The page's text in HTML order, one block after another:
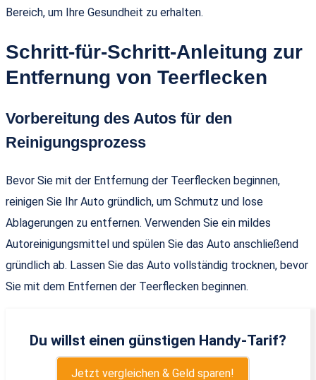
Bereich, um Ihre Gesundheit zu erhalten.
Schritt-für-Schritt-Anleitung zur
Entfernung von Teerflecken
Vorbereitung des Autos für den
Reinigungsprozess
Bevor Sie mit der Entfernung der Teerflecken beginnen,
reinigen Sie Ihr Auto gründlich, um Schmutz und lose
Ablagerungen zu entfernen. Verwenden Sie ein mildes
Autoreinigungsmittel und spülen Sie das Auto anschließend
gründlich ab. Lassen Sie das Auto vollständig trocknen, bevor
Sie mit dem Entfernen der Teerflecken beginnen.
Du willst einen günstigen Handy-Tarif?
Jetzt vergleichen & Geld sparen!